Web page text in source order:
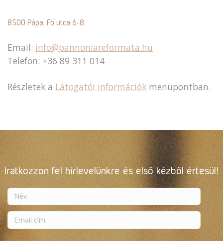
8500 Pápa, Fő utca 6-8.
Email: info@pannoniareformata.hu
Telefon: +36 89 311 014
Részletek a Látogatói információk menüpontban.
Iratkozzon fel hírlevelünkre és első kézből értesül!